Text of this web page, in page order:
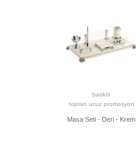
baskılı
toptan ucuz promosyon
Masa Seti - Deri - Krem